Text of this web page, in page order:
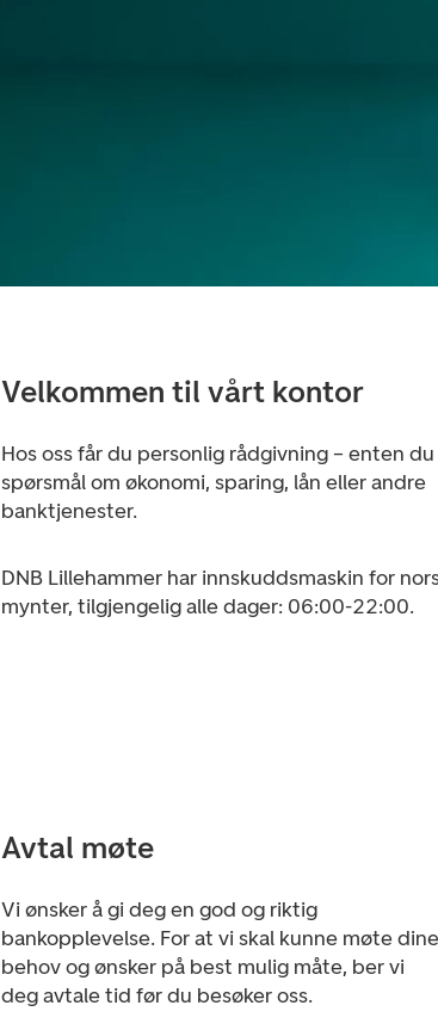
Velkommen til vårt kontor
Hos oss får du personlig rådgivning – enten
spørsmål om økonomi, sparing, lån eller andre
banktjenester.
DNB Lillehammer har innskuddsmaskin for
mynter, tilgjengelig alle dager: 06:00-22:00.
Avtal møte
Vi ønsker å gi deg en god og riktig
bankopplevelse. For at vi skal kunne møte dine
behov og ønsker på best mulig måte, ber vi
deg avtale tid før du besøker oss.